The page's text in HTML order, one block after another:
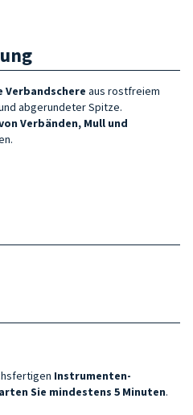
aus rostfreiem
abgerundeter Spitze.
Verbänden, Mull und
Instrumenten-
Sie mindestens 5 Minuten.